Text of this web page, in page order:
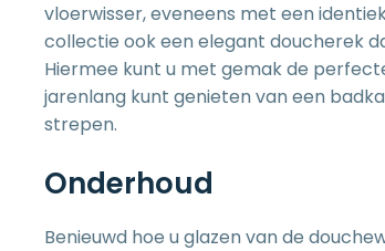
vloerwisser, eveneens met een
collectie ook een elegant doucherek
Hiermee kunt u met gemak de
jarenlang kunt genieten van een
strepen.
Onderhoud
Benieuwd hoe u glazen van de